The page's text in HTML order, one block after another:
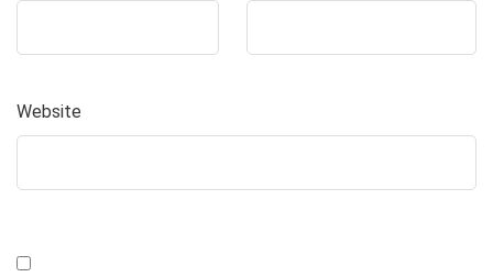
Website